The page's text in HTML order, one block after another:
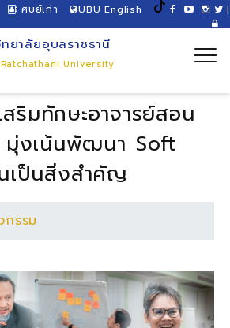
ศิษย์เก่า UBU English |
ยาลัยอุบลราชธานี
University
ริมทักษะอาจารย์สอน
มุ่งเน้นพัฒนา Soft
เป็นสิ่งสำคัญ
รรม